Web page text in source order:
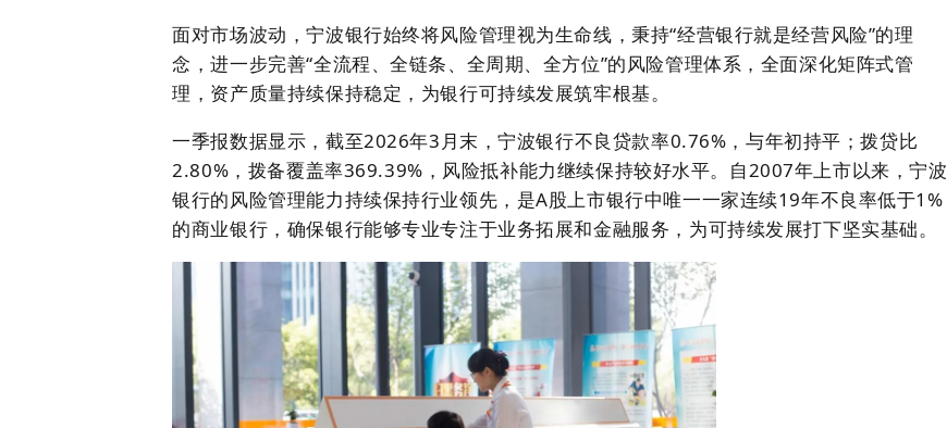
面对市场波动，宁波银行始终将风险管理视为生命线，秉持“经营银行就是经营风险”的理
念，进一步完善“全流程、全链条、全周期、全方位”的风险管理体系，全面深化矩阵式管
理，资产质量持续保持稳定，为银行可持续发展筑牢根基。
一季报数据显示，截至2026年3月末，宁波银行不良贷款率0.76%，与年初持平；拨贷比
2.80%，拨备覆盖率369.39%，风险抵补能力继续保持较好水平。自2007年上市以来，宁波
银行的风险管理能力持续保持行业领先，是A股上市银行中唯一一家连续19年不良率低于1%
的商业银行，确保银行能够专业专注于业务拓展和金融服务，为可持续发展打下坚实基础。